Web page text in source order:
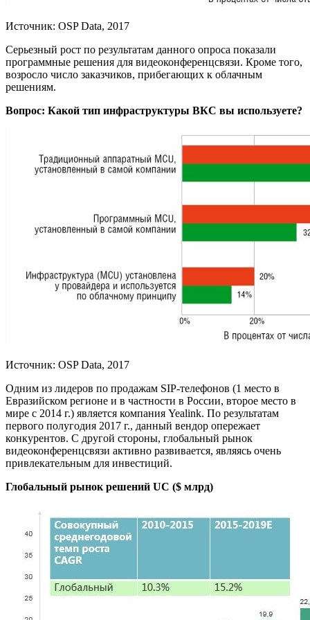
Источник: OSP Data, 2017
Серьезный рост по результатам данного опроса показали
программные решения для видеоконференцсвязи. Кроме того,
возросло число заказчиков, прибегающих к облачным
решениям.
Вопрос: Какой тип инфраструктуры ВКС вы используете?
Источник: OSP Data, 2017
Одним из лидеров по продажам SIP-телефонов (1 место в
Евразийском регионе и в частности в России, второе место в
мире с 2014 г.) является компания Yealink. По результатам
первого полугодия 2017 г., данный вендор опережает
конкурентов. С другой стороны, глобальный рынок
видеоконференцсвязи активно развивается, являясь очень
привлекательным для инвестиций.
Глобальный рынок решений UC ($ млрд)